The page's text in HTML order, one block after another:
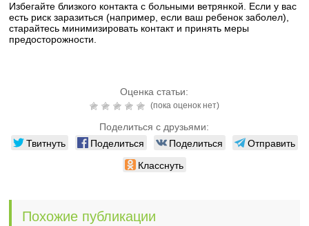
Избегайте близкого контакта с больными ветрянкой. Если у вас
есть риск заразиться (например, если ваш ребенок заболел),
старайтесь минимизировать контакт и принять меры
предосторожности.
Оценка статьи:
(пока оценок нет)
Поделиться с друзьями:
Твитнуть Поделиться Поделиться
Отправить
Класснуть
Похожие публикации